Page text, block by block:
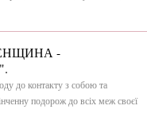
-
до контакту з собою та
подорож до всіх меж своєї